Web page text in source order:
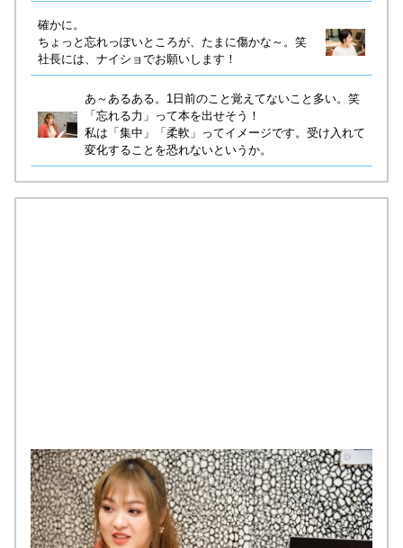
確かに。
ちょっと忘れっぽいところが、たまに傷かな～。 笑
社長には、ナイショでお願いします！
あ～あるある。1日前のこと覚えてないこと多い。笑
「忘れる力」って本を出せそう！
私は「集中」「柔軟」ってイメージです。受け入れて
変化することを恐れないというか。